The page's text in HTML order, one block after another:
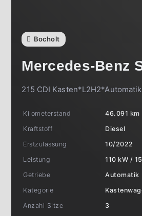
Bocholt
Mercedes-Benz
215 CDI
Kilometerstand
46.091 km
Kraftstoff
Diesel
Erstzulassung
10/2022
Leistung
110 kW /
Getriebe
Automatik
Kategorie
Anzahl Sitze
3